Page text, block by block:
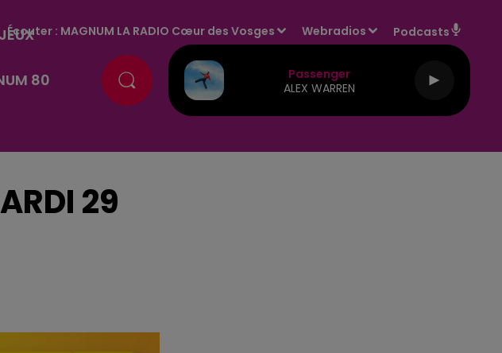
JEUX
80
Écouter : MAGNUM LA RADIO Cœur des Vosges Webradios Podcasts
Passenger
ALEX WARREN
29